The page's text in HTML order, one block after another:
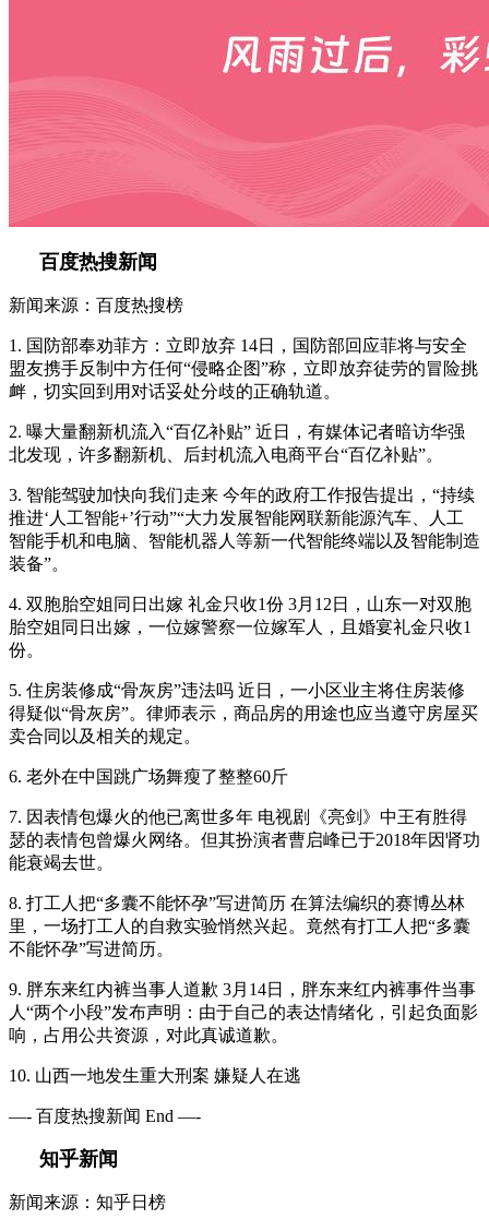
百度热搜新闻
新闻来源：百度热搜榜
1. 国防部奉劝菲方：立即放弃 14日，国防部回应菲将与安全
盟友携手反制中方任何“侵略企图”称，立即放弃徒劳的冒险挑
衅，切实回到用对话妥处分歧的正确轨道。
2. 曝大量翻新机流入“百亿补贴” 近日，有媒体记者暗访华强
北发现，许多翻新机、后封机流入电商平台“百亿补贴”。
3. 智能驾驶加快向我们走来 今年的政府工作报告提出，“持续
推进‘人工智能+’行动”“大力发展智能网联新能源汽车、人工
智能手机和电脑、智能机器人等新一代智能终端以及智能制造
装备”。
4. 双胞胎空姐同日出嫁 礼金只收1份 3月12日，山东一对双胞
胎空姐同日出嫁，一位嫁警察一位嫁军人，且婚宴礼金只收1
份。
5. 住房装修成“骨灰房”违法吗 近日，一小区业主将住房装修
得疑似“骨灰房”。律师表示，商品房的用途也应当遵守房屋买
卖合同以及相关的规定。
6. 老外在中国跳广场舞瘦了整整60斤
7. 因表情包爆火的他已离世多年 电视剧《亮剑》中王有胜得
瑟的表情包曾爆火网络。但其扮演者曹启峰已于2018年因肾功
能衰竭去世。
8. 打工人把“多囊不能怀孕”写进简历 在算法编织的赛博丛林
里，一场打工人的自救实验悄然兴起。竟然有打工人把“多囊
不能怀孕”写进简历。
9. 胖东来红内裤当事人道歉 3月14日，胖东来红内裤事件当事
人“两个小段”发布声明：由于自己的表达情绪化，引起负面影
响，占用公共资源，对此真诚道歉。
10. 山西一地发生重大刑案 嫌疑人在逃
—- 百度热搜新闻 End —-
知乎新闻
新闻来源：知乎日榜